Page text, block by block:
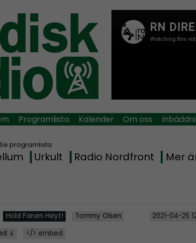
Programlista Kalender Om oss
Se programlista
Urkult Radio Nordfront Mer
Hold Fanen Høyt! Tommy Olsen
2021-04-25
⇓
</> embed